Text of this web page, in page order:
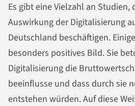
Es gibt eine Vielzahl an Studien,
Auswirkung der Digitalisierung
Deutschland beschäftigen.
besonders positives Bild. Sie
Digitalisierung die
beeinflusse und dass durch sie
entstehen würden. Auf diese